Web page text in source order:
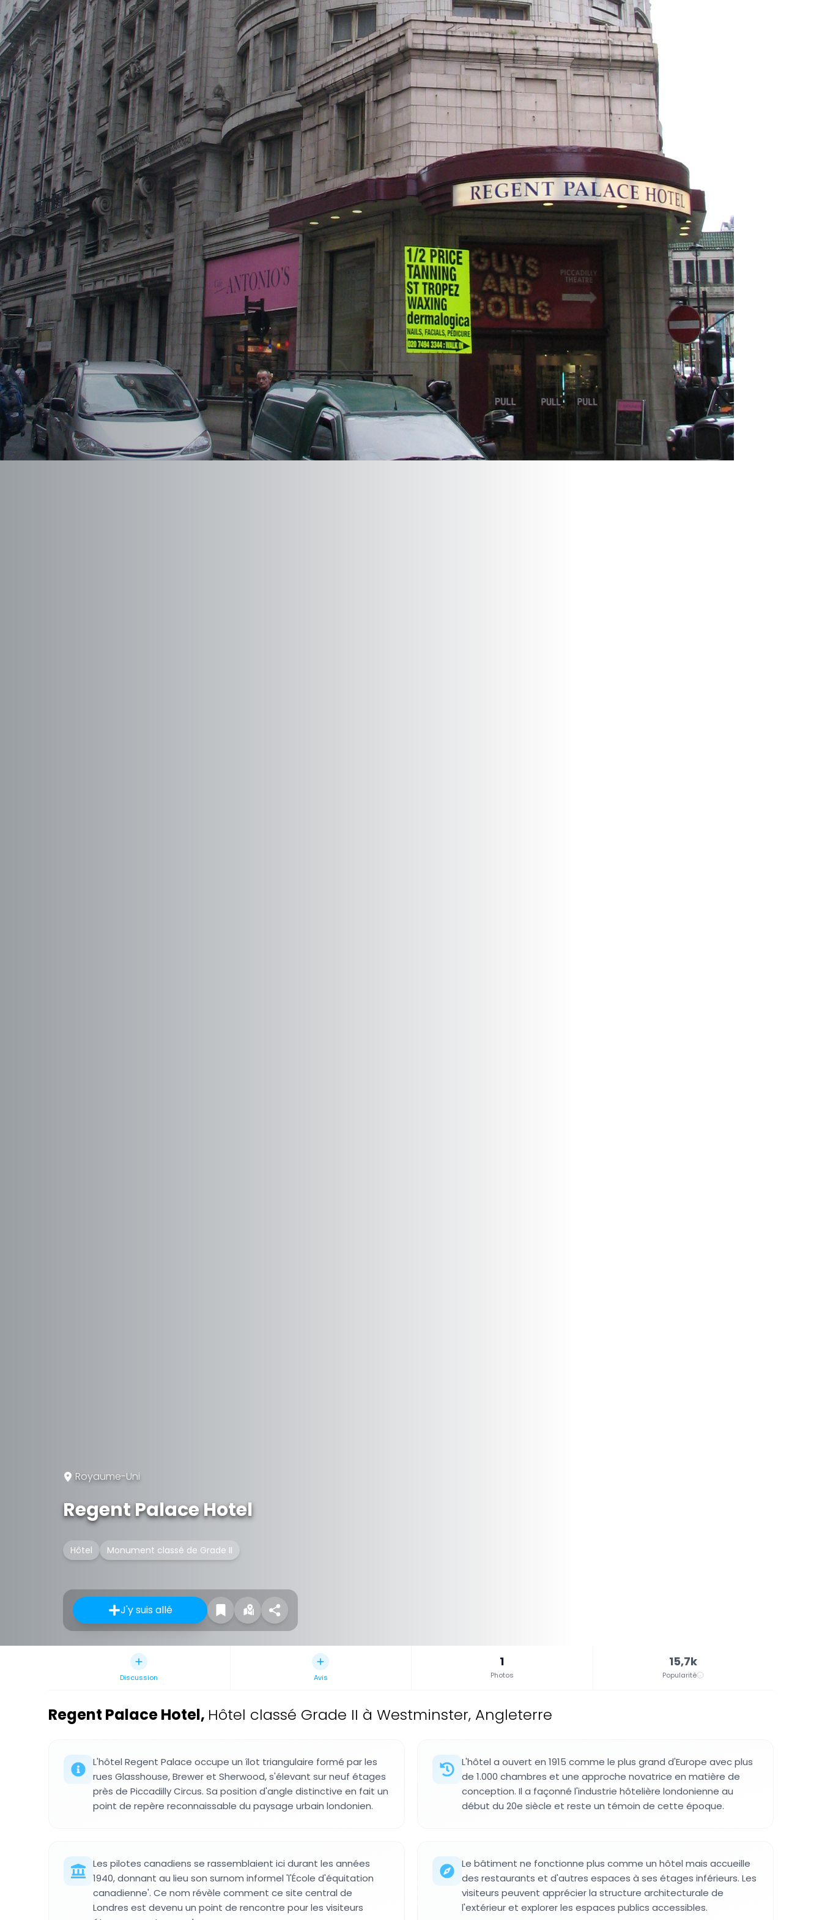
Royaume-Uni
Regent Palace Hotel
Hôtel Monument classé de Grade II
J'y suis allé
Discussion Avis
1
Photos
15,7k
Popularité
Regent Palace Hotel, Hôtel classé Grade II à Westminster, Angleterre
L'hôtel Regent Palace occupe un îlot triangulaire formé par les
rues Glasshouse, Brewer et Sherwood, s'élevant sur neuf étages
près de Piccadilly Circus. Sa position d'angle distinctive en fait un
point de repère reconnaissable du paysage urbain londonien.
L'hôtel a ouvert en 1915 comme le plus grand d'Europe avec plus
de 1.000 chambres et une approche novatrice en matière de
conception. Il a façonné l'industrie hôtelière londonienne au
début du 20e siècle et reste un témoin de cette époque.
Les pilotes canadiens se rassemblaient ici durant les années
1940, donnant au lieu son surnom informel 'l'École d'équitation
canadienne'. Ce nom révèle comment ce site central de
Londres est devenu un point de rencontre pour les visiteurs
Le bâtiment ne fonctionne plus comme un hôtel mais accueille
des restaurants et d'autres espaces à ses étages inférieurs. Les
visiteurs peuvent apprécier la structure architecturale de
l'extérieur et explorer les espaces publics accessibles.